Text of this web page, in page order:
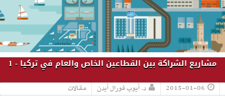
مشاريع الشراكة بين القطاعين الخاص والعام في تركيا - 1
2015-01-06 د. أيوب فورال أيدن مقالات